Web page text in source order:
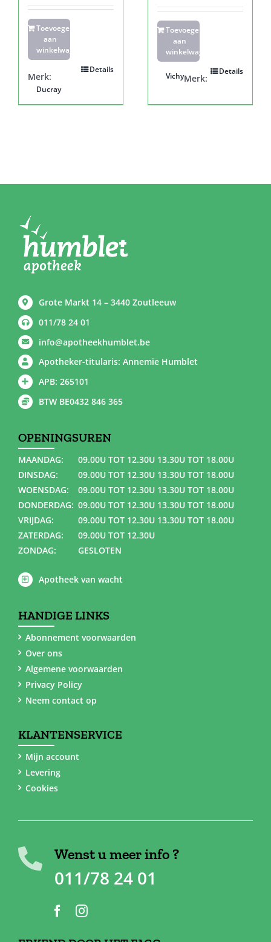
Toevoegen
aan
winkelwagen
Details
Merk:
Ducray
Toevoegen
aan
winkelwagen
Details
Merk:
Vichy
Grote Markt 14 – 3440 Zoutleeuw
011/78 24 01
info@apotheekhumblet.be
Apotheker-titularis: Annemie Humblet
APB: 265101
BTW BE0432 846 365
OPENINGSUREN
MAANDAG:
09.00U TOT 12.30U 13.30U TOT 18.00U
DINSDAG:
09.00U TOT 12.30U 13.30U TOT 18.00U
WOENSDAG:
09.00U TOT 12.30U 13.30U TOT 18.00U
DONDERDAG: 09.00U TOT 12.30U 13.30U TOT 18.00U
VRIJDAG:
09.00U TOT 12.30U 13.30U TOT 18.00U
ZATERDAG:
09.00U TOT 12.30U
ZONDAG:
GESLOTEN
Apotheek van wacht
HANDIGE LINKS
Abonnement voorwaarden
Over ons
Algemene voorwaarden
Privacy Policy
Neem contact op
KLANTENSERVICE
Mijn account
Levering
Cookies
Wenst u meer info ?
011/78 24 01